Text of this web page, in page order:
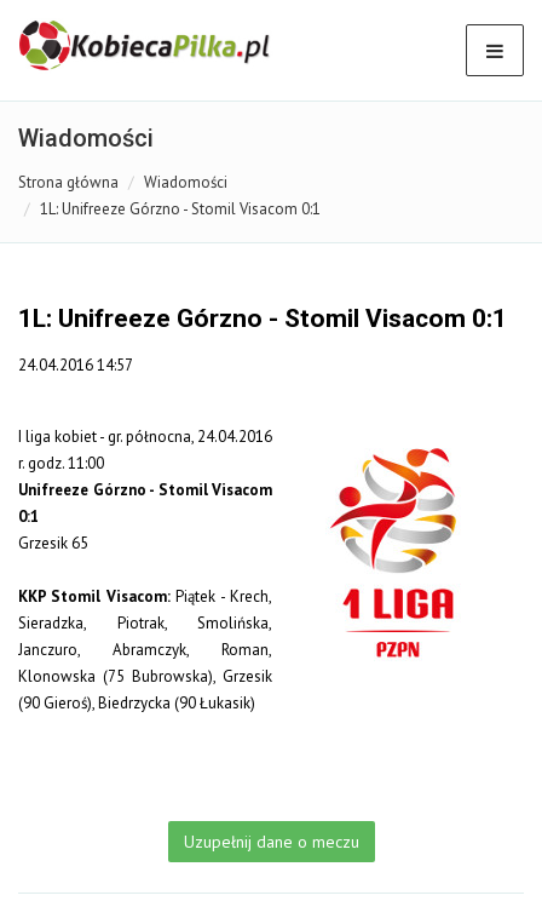
Wiadomości
Strona główna
Wiadomości
1L: Unifreeze Górzno - Stomil Visacom 0:1
1L: Unifreeze Górzno - Stomil Visacom 0:1
24.04.2016 14:57
I liga kobiet - gr. północna, 24.04.2016
r. godz. 11:00
Unifreeze Górzno - Stomil Visacom
0:1
Grzesik 65
KKP Stomil Visacom:Piątek - Krech,
Sieradzka, Piotrak, Smolińska,
Janczuro, Abramczyk, Roman,
Klonowska (75 Bubrowska), Grzesik
(90 Gieroś), Biedrzycka (90 Łukasik)
Uzupełnij dane o meczu